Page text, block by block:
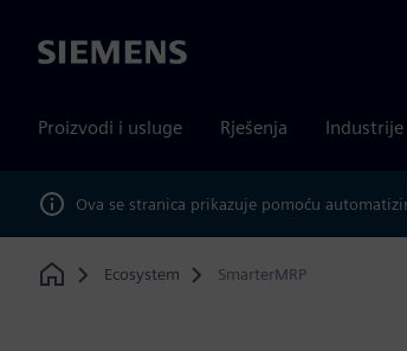
Siemens
Proizvodi i usluge Rješenja Industrije
Ova se stranica prikazuje pomoću
Home
Ecosystem SmarterMRP